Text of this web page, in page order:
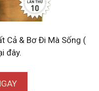
Cả & Bơ Đi Mà Sống (
đây.